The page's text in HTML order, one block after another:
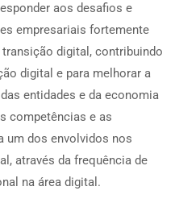
aos desafios e
empresariais fortemente
digital, contribuindo
digital e para melhorar a
entidades e da economia
competências e as
um dos envolvidos nos
através da frequência de
na área digital.